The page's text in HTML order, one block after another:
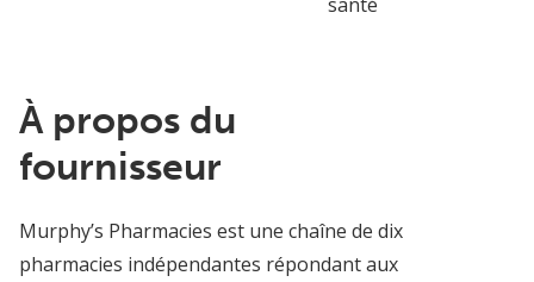
À propos du
fournisseur
Murphy’s Pharmacies est une chaîne de dix
pharmacies indépendantes répondant aux